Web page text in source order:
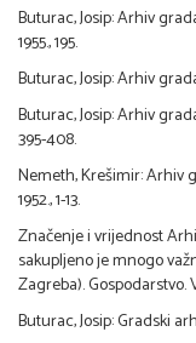
Buturac, Josip: Arhiv
1955., 195.
Buturac, Josip: Arhiv
Buturac, Josip: Arhiv
395-408.
Nemeth, Krešimir: Arhiv
1952., 1-13.
Značenje i vrijednost
sakupljeno je mnogo
Zagreba). Gospodarstvo.
Buturac, Josip: Gradski